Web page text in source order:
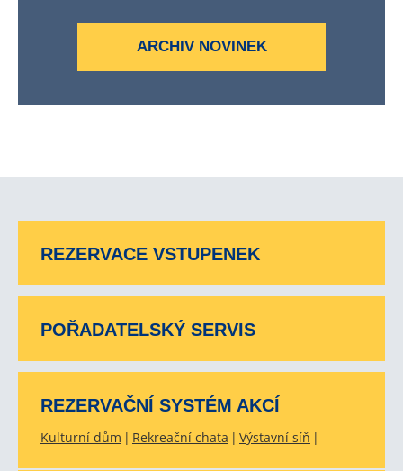
ARCHIV NOVINEK
REZERVACE VSTUPENEK
POŘADATELSKÝ SERVIS
REZERVAČNÍ SYSTÉM AKCÍ
Kulturní dům Rekreační chata Výstavní síň